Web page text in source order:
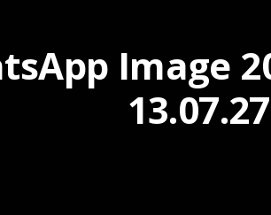
Image
13.07.27